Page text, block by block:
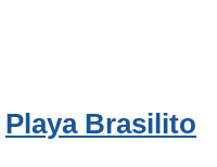
Playa Brasilito